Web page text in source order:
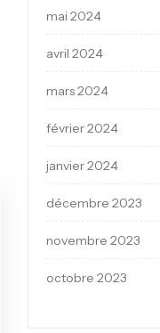
mai 2024
avril 2024
mars 2024
février 2024
janvier 2024
décembre 2023
novembre 2023
octobre 2023